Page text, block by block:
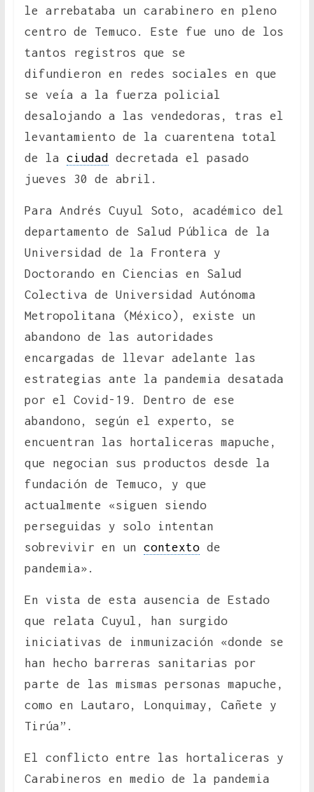
le arrebataba un carabinero en pleno
centro de Temuco. Este fue uno de los
tantos registros que se
difundieron en redes sociales en que
se veía a la fuerza policial
desalojando a las vendedoras, tras el
levantamiento de la cuarentena total
de la ciudad
decretada el pasado
jueves 30 de abril.
Para Andrés Cuyul Soto, académico del
departamento de Salud Pública de la
Universidad de la Frontera y
Doctorando en Ciencias en Salud
Colectiva de Universidad Autónoma
Metropolitana (México), existe un
abandono de las autoridades
encargadas de llevar adelante las
estrategias ante la pandemia desatada
por el Covid-19. Dentro de ese
abandono, según el experto, se
encuentran las hortaliceras mapuche,
que negocian sus productos desde la
fundación de Temuco, y que
actualmente «siguen siendo
perseguidas y solo intentan
sobrevivir en un contextode
pandemia».
En vista de esta ausencia de Estado
que relata Cuyul, han surgido
iniciativas de inmunización «donde se
han hecho barreras sanitarias por
parte de las mismas personas mapuche,
como en Lautaro, Lonquimay, Cañete y
Tirúa”.
El conflicto entre las hortaliceras y
Carabineros en medio de la pandemia